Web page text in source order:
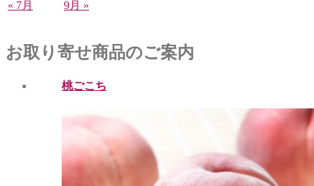
« 7月
9月 »
お取り寄せ商品のご案内
桃ごこち